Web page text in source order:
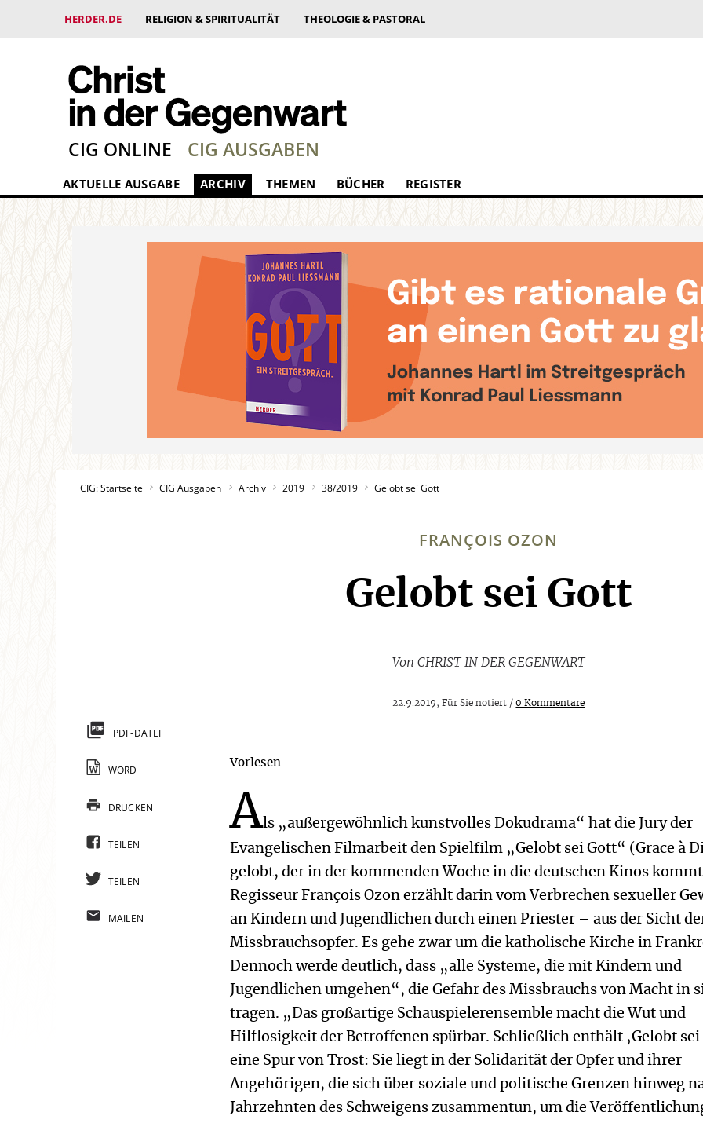
HERDER.DE RELIGION & SPIRITUALITÄT THEOLOGIE & PASTORAL
CIG ONLINE CIG AUSGABEN
AKTUELLE AUSGABE ARCHIV THEMEN BÜCHER REGISTER
CIG: Startseite CIG Ausgaben Archiv 2019 38/2019 Gelobt sei Gott
FRANÇOIS OZON
:
Gelobt sei Gott
Von CHRIST IN DER GEGENWART
22.9.2019, Für Sie notiert /0 Kommentare
Vorlesen
Als „außergewöhnlich kunstvolles Dokudrama“ hat die Jury der
Evangelischen Filmarbeit den Spielfilm „Gelobt sei Gott“ (Grace à
gelobt, der in der kommenden Woche in die deutschen Kinos
Regisseur François Ozon erzählt darin vom Verbrechen sexueller
an Kindern und Jugendlichen durch einen Priester – aus der Sicht
Missbrauchsopfer. Es gehe zwar um die katholische Kirche in
Dennoch werde deutlich, dass „alle Systeme, die mit Kindern und
Jugendlichen umgehen“, die Gefahr des Missbrauchs von Macht in
tragen. „Das großartige Schauspielerensemble macht die Wut und
Hilflosigkeit der Betroffenen spürbar. Schließlich enthält ‚Gelobt sei
eine Spur von Trost: Sie liegt in der Solidarität der Opfer und ihrer
Angehörigen, die sich über soziale und politische Grenzen hinweg
Jahrzehnten des Schweigens zusammentun, um die
PDF-DATEI
WORD
DRUCKEN
TEILEN
TEILEN
MAILEN